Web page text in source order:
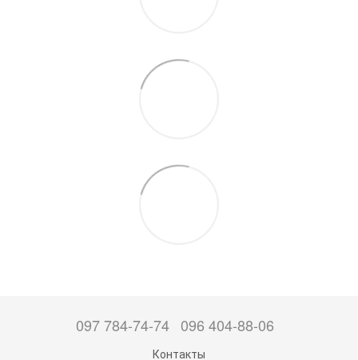
097 784-74-74 096 404-88-06
Контакты